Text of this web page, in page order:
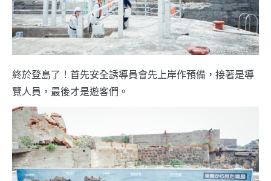
終於登島了！首先安全誘導員會先上岸作預備，接著是導
覽人員，最後才是遊客們。